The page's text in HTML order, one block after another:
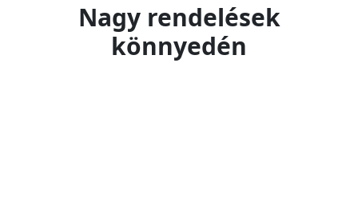
Nagy rendelések
könnyedén